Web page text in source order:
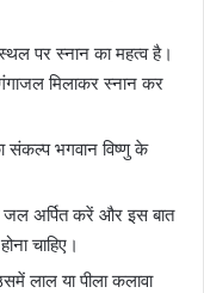
पर स्नान का महत्व है।
मिलाकर स्नान कर
संकल्प भगवान विष्णु के
अर्पित करें और इस बात
चाहिए।
लाल या पीला कलावा